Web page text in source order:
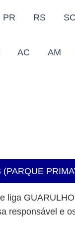
PR RS SC
AC AM
liga
responsável e